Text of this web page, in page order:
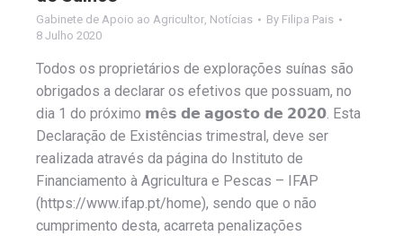
Gabinete de Apoio ao Agricultor, Notícias By Filipa Pais
8 Julho 2020
Todos os proprietários de explorações suínas são
obrigados a declarar os efetivos que possuam, no
dia 1 do próximo 𝗺ê𝘀 𝗱𝗲 𝗮𝗴𝗼𝘀𝘁𝗼 𝗱𝗲 𝟮𝟬𝟮𝟬. Esta
Declaração de Existências trimestral, deve ser
realizada através da página do Instituto de
Financiamento à Agricultura e Pescas – IFAP
(https://www.ifap.pt/home), sendo que o não
cumprimento desta, acarreta penalizações